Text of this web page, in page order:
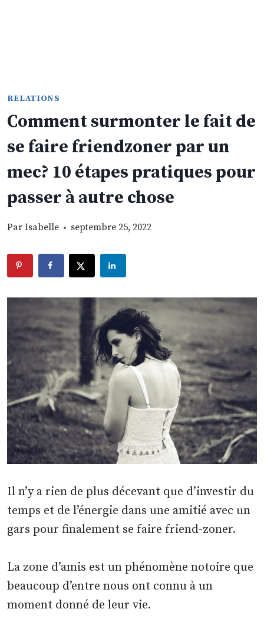
RELATIONS
Comment surmonter le fait de
se faire friendzoner par un
mec? 10 étapes pratiques pour
passer à autre chose
Par Isabelle septembre 25, 2022
Il n’y a rien de plus décevant que d’investir du
temps et de l’énergie dans une amitié avec un
gars pour finalement se faire friend-zoner.
La zone d’amis est un phénomène notoire que
beaucoup d’entre nous ont connu à un
moment donné de leur vie.